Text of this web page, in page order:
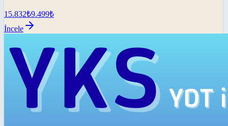
15.832₺9.499₺
İncele